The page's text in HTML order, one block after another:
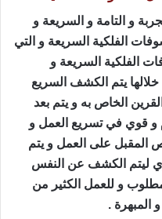
و التامة و السريعة و
الفلكية السريعة و التي
الفلكية السريعة و
خلالها يتم الكشف السريع
الخاص به و يتم بعد
و قوي في تسريع العمل و
على العمل و يتم
ليتم الكشف عن النفس
و للعمل الكثير من
المبهرة .